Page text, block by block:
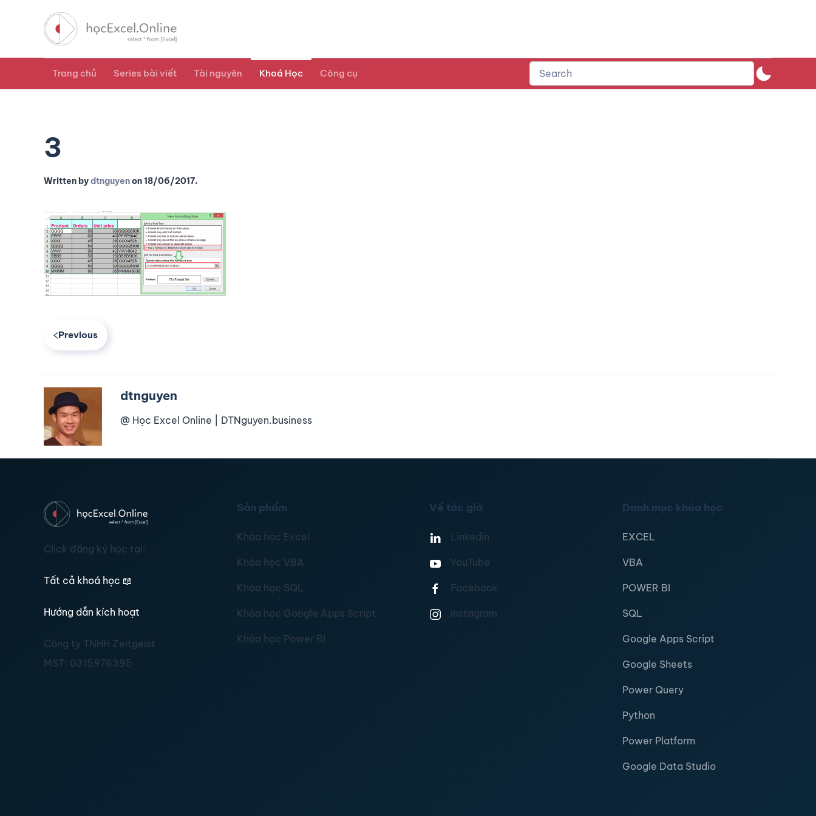
Trang chủ Series bài viết Tài nguyên Khoá Học Công cụ
3
Written bydtnguyenon18/06/2017.
Previous
dtnguyen
@ Học Excel Online | DTNguyen.business
Click đăng ký học tại:
Tất cả khoá học 📖
Hướng dẫn kích hoạt
Công ty TNHH Zeitgeist
MST: 0315976395
Sản phẩm
Khóa học Excel
Khóa học VBA
Khóa học SQL
Khóa học Google Apps Script
Khóa học Power BI
Về tác giả
Linkedin
YouTube
Facebook
Instagram
Danh mục khóa học
EXCEL
VBA
POWER BI
SQL
Google Apps Script
Google Sheets
Power Query
Python
Power Platform
Google Data Studio